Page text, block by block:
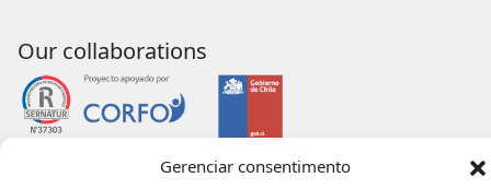
Gerenciar consentimento
Our collaborations